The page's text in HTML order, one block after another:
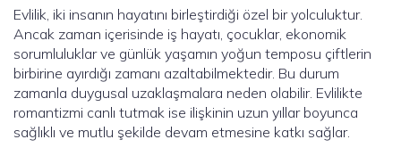
Evlilik, iki insanın hayatını birleştirdiği özel bir yolculuktur.
Ancak zaman içerisinde iş hayatı, çocuklar, ekonomik
sorumluluklar ve günlük yaşamın yoğun temposu çiftlerin
birbirine ayırdığı zamanı azaltabilmektedir. Bu durum
zamanla duygusal uzaklaşmalara neden olabilir. Evlilikte
romantizmi canlı tutmak ise ilişkinin uzun yıllar boyunca
sağlıklı ve mutlu şekilde devam etmesine katkı sağlar.